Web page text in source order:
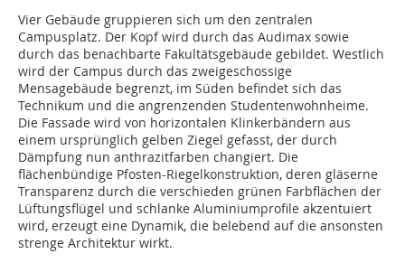
Vier Gebäude gruppieren sich um den zentralen
Campusplatz. Der Kopf wird durch das Audimax sowie
durch das benachbarte Fakultätsgebäude gebildet. Westlich
wird der Campus durch das zweigeschossige
Mensagebäude begrenzt, im Süden befindet sich das
Technikum und die angrenzenden Studentenwohnheime.
Die Fassade wird von horizontalen Klinkerbändern aus
einem ursprünglich gelben Ziegel gefasst, der durch
Dämpfung nun anthrazitfarben changiert. Die
flächenbündige Pfosten-Riegelkonstruktion, deren gläserne
Transparenz durch die verschieden grünen Farbflächen der
Lüftungsflügel und schlanke Aluminiumprofile akzentuiert
wird, erzeugt eine Dynamik, die belebend auf die ansonsten
strenge Architektur wirkt.